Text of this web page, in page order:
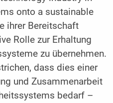
onto a sustainable
ihrer Bereitschaft
Rolle zur Erhaltung
zu übernehmen.
dass dies einer
und Zusammenarbeit
bedarf –